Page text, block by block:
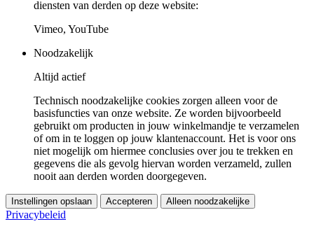
diensten van derden op deze website:
Vimeo, YouTube
Noodzakelijk
Altijd actief
Technisch noodzakelijke cookies zorgen alleen voor de
basisfuncties van onze website. Ze worden bijvoorbeeld
gebruikt om producten in jouw winkelmandje te verzamelen
of om in te loggen op jouw klantenaccount. Het is voor ons
niet mogelijk om hiermee conclusies over jou te trekken en
gegevens die als gevolg hiervan worden verzameld, zullen
nooit aan derden worden doorgegeven.
Instellingen opslaan Accepteren Alleen noodzakelijke
Privacybeleid